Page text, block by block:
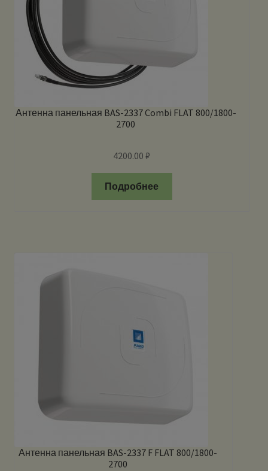
Антенна панельная BAS-2337 Combi FLAT 800/1800-
2700
4200.00₽
Подробнее
Антенна панельная BAS-2337 F FLAT 800/1800-
2700